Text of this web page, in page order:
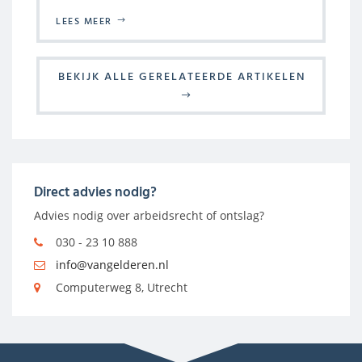
LEES MEER
BEKIJK ALLE GERELATEERDE ARTIKELEN
Direct advies nodig?
Advies nodig over arbeidsrecht of ontslag?
030 - 23 10 888
info@vangelderen.nl
Computerweg 8, Utrecht